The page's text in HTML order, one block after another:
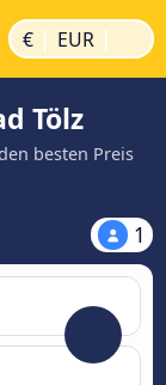
€ | EUR |
Tölz
besten Preis
1